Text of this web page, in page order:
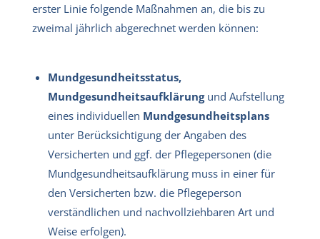
erster Linie folgende Maßnahmen an, die bis zu
zweimal jährlich abgerechnet werden können:
Mundgesundheitsstatus,
Mundgesundheitsaufklärung und Aufstellung
eines individuellen Mundgesundheitsplans
unter Berücksichtigung der Angaben des
Versicherten und ggf. der Pflegepersonen (die
Mundgesundheitsaufklärung muss in einer für
den Versicherten bzw. die Pflegeperson
verständlichen und nachvollziehbaren Art und
Weise erfolgen).